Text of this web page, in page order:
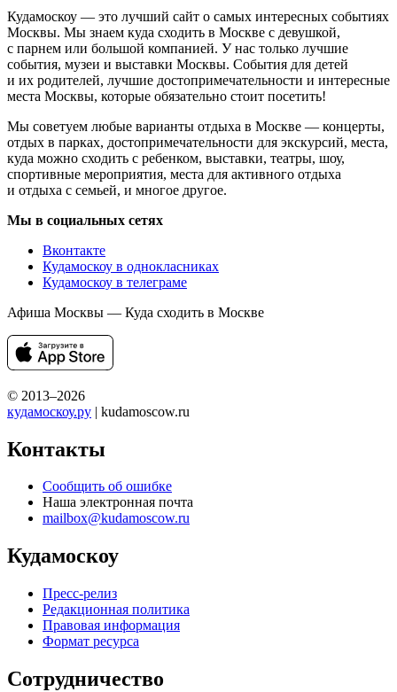
Кудамоскоу — это лучший сайт о самых интересных событиях
Москвы. Мы знаем куда сходить в Москве с девушкой,
с парнем или большой компанией. У нас только лучшие
события, музеи и выставки Москвы. События для детей
и их родителей, лучшие достопримечательности и интересные
места Москвы, которые обязательно стоит посетить!
Мы советуем любые варианты отдыха в Москве — концерты,
отдых в парках, достопримечательности для экскурсий, места,
куда можно сходить с ребенком, выставки, театры, шоу,
спортивные мероприятия, места для активного отдыха
и отдыха с семьей, и многое другое.
Мы в социальных сетях
Вконтакте
Кудамоскоу в однокласниках
Кудамоскоу в телеграме
Афиша Москвы — Куда сходить в Москве
© 2013–2026
кудамоскоу.ру | kudamoscow.ru
Контакты
Сообщить об ошибке
Наша электронная почта
mailbox@kudamoscow.ru
Кудамоскоу
Пресс-релиз
Редакционная политика
Правовая информация
Формат ресурса
Сотрудничество